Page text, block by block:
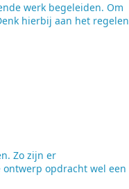
werk begeleiden. Om
hierbij aan het regelen
Zo zijn er
opdracht wel een